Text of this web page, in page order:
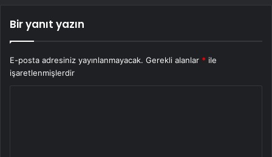
Bir yanıt yazın
E-posta adresiniz yayınlanmayacak. Gerekli alanlar * ile
işaretlenmişlerdir